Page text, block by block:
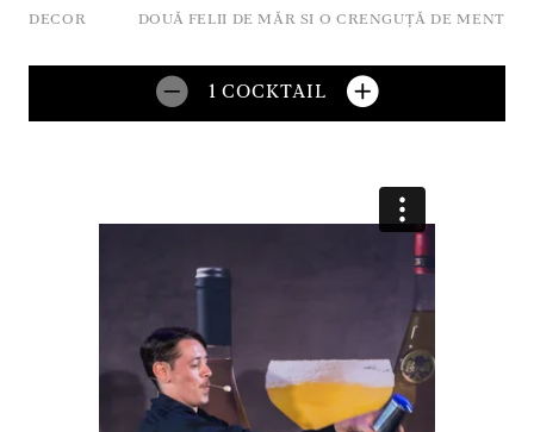
DECOR DOUĂ FELII DE MĂR SI O CRENGUȚĂ DE MENT
1 COCKTAIL